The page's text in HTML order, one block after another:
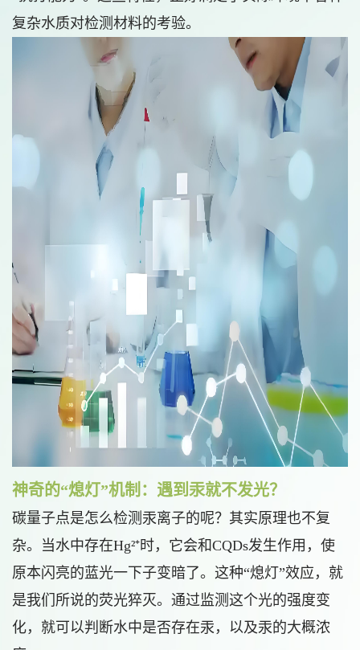
复杂水质对检测材料的考验。
神奇的“熄灯”机制：遇到汞就不发光？
碳量子点是怎么检测汞离子的呢？其实原理也不复
杂。当水中存在Hg²⁺时，它会和CQDs发生作用，使
原本闪亮的蓝光一下子变暗了。这种“熄灯”效应，就
是我们所说的荧光猝灭。通过监测这个光的强度变
化，就可以判断水中是否存在汞，以及汞的大概浓